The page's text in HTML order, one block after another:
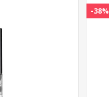
-38%